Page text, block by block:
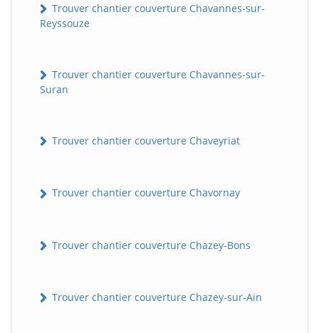
Trouver chantier couverture Chavannes-sur-
Reyssouze
Trouver chantier couverture Chavannes-sur-
Suran
Trouver chantier couverture Chaveyriat
Trouver chantier couverture Chavornay
Trouver chantier couverture Chazey-Bons
Trouver chantier couverture Chazey-sur-Ain